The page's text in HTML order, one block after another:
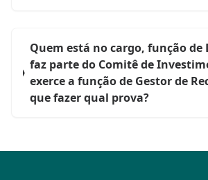
Quem está no cargo, função de
faz parte do Comitê de
exerce a função de Gestor de
que fazer qual prova?